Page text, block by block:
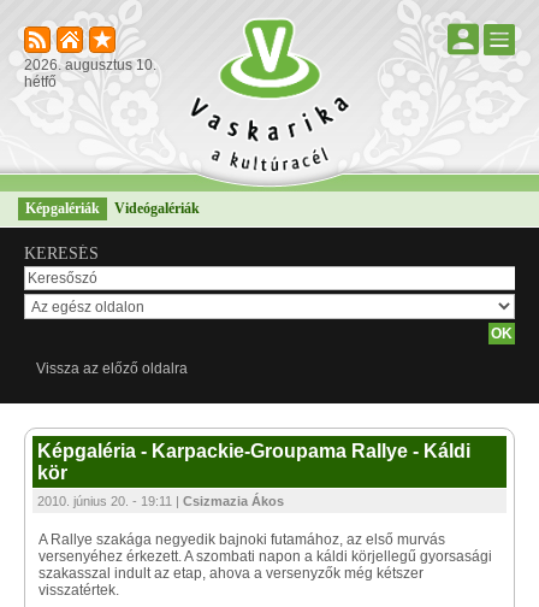
2026. augusztus 10.
hétfő
Képgalériák Videógalériák
KERESÉS
Vissza az előző oldalra
Képgaléria - Karpackie-Groupama Rallye - Káldi
kör
2010. június 20. - 19:11 | Csizmazia Ákos
A Rallye szakága negyedik bajnoki futamához, az első murvás
versenyéhez érkezett. A szombati napon a káldi körjellegű gyorsasági
szakasszal indult az etap, ahova a versenyzők még kétszer
visszatértek.